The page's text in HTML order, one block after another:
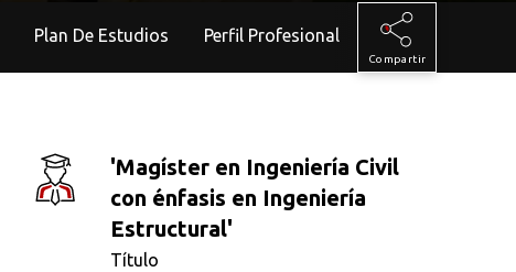
Plan De Estudios Perfil Profesional
Compartir
'Magíster en Ingeniería Civil
con énfasis en Ingeniería
Estructural'
Título